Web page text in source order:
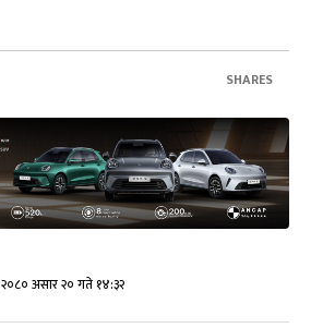
SHARES
२०८० असार २० गते १४:३२